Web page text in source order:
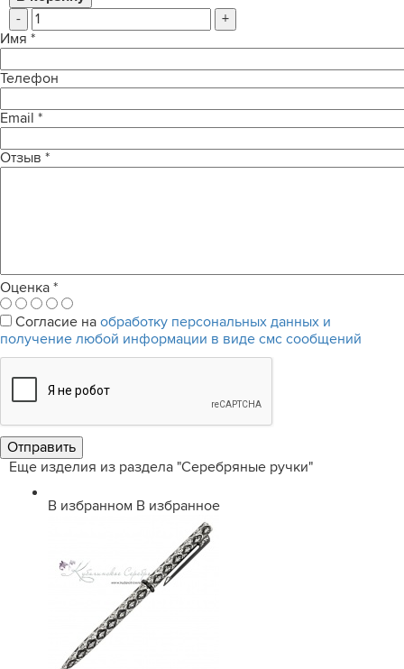
-
+
Имя *
Телефон
Email *
Отзыв *
Оценка *
Согласие на обработку персональных данных и
получение любой информации в виде смс сообщений
Еще изделия из раздела "Серебряные ручки"
В избранном В избранное